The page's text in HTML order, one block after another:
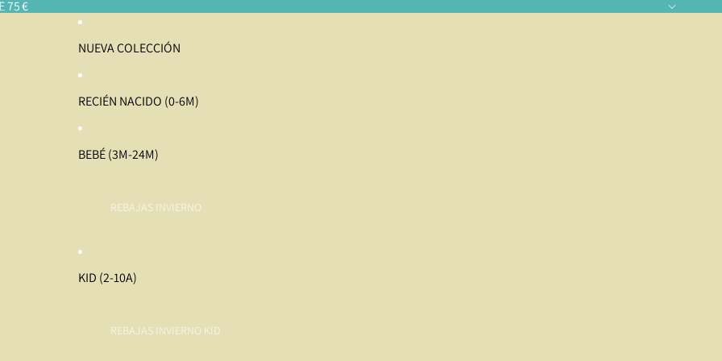
75 €
NUEVA COLECCIÓN
RECIÉN NACIDO (0-6M)
BEBÉ (3M-24M)
REBAJAS INVIERNO
KID (2-10A)
REBAJAS INVIERNO KID